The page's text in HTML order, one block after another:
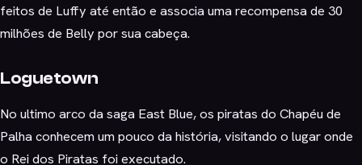
feitos de Luffy até então e associa uma recompensa de 30
milhões de Belly por sua cabeça.
Loguetown
No ultimo arco da saga East Blue, os piratas do Chapéu de
Palha conhecem um pouco da história, visitando o lugar onde
o Rei dos Piratas foi executado.